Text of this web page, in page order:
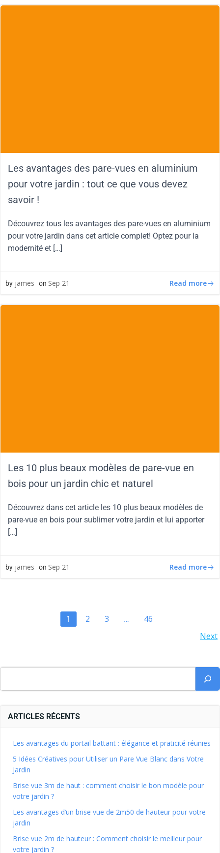
Les avantages des pare-vues en aluminium
pour votre jardin : tout ce que vous devez
savoir !
Découvrez tous les avantages des pare-vues en aluminium
pour votre jardin dans cet article complet! Optez pour la
modernité et […]
by james on Sep 21 Read more
Les 10 plus beaux modèles de pare-vue en
bois pour un jardin chic et naturel
Découvrez dans cet article les 10 plus beaux modèles de
pare-vue en bois pour sublimer votre jardin et lui apporter
[…]
by james on Sep 21 Read more
1 2 3 …
46
Next
ARTICLES RÉCENTS
Les avantages du portail battant : élégance et praticité réunies
5 Idées Créatives pour Utiliser un Pare Vue Blanc dans Votre
Jardin
Brise vue 3m de haut : comment choisir le bon modèle pour
votre jardin ?
Les avantages d’un brise vue de 2m50 de hauteur pour votre
jardin
Brise vue 2m de hauteur : Comment choisir le meilleur pour
votre jardin ?